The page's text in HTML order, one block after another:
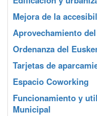
Mejora de la
Aprovechamiento
Ordenanza del
Tarjetas de
Espacio Coworking
Funcionamiento y
Municipal